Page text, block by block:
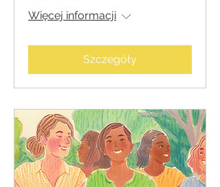
Więcej informacji
Szczegóły